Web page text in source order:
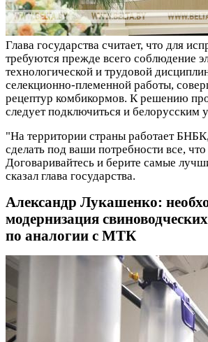
Глава государства считает, что для
требуются прежде всего соблюдение
технологической и трудовой
селекционно-племенной работы,
рецептур комбикормов. К решению
следует подключиться и белорусским
"На территории страны работает
сделать под ваши потребности все,
Договаривайтесь и берите самые
сказал глава государства.
Александр Лукашенко:
модернизация
по аналогии с МТК